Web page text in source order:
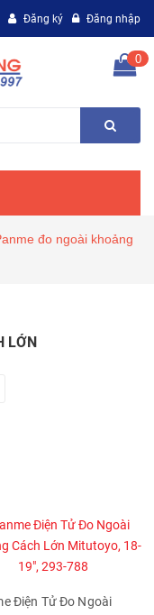
Đăng ký Đăng nhập
0
đo ngoài khoảng
LỚN
Điện Tử Đo Ngoài